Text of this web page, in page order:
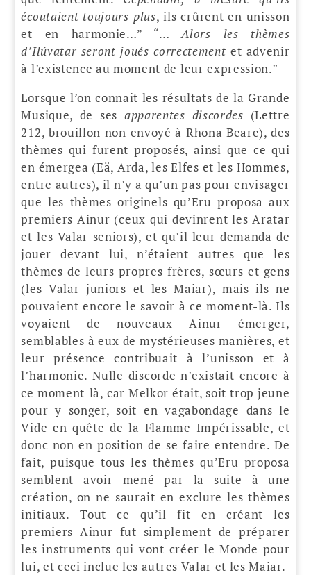
écoutaient toujours plus, ils crûrent en unisson
et en harmonie…” “…Alors les thèmes
d’Ilúvatar seront joués correctement et advenir
à l’existence au moment de leur expression.”
Lorsque l’on connait les résultats de la Grande
Musique, de sesapparentes discordes (Lettre
212, brouillon non envoyé à Rhona Beare), des
thèmes qui furent proposés, ainsi que ce qui
en émergea (Eä, Arda, les Elfes et les Hommes,
entre autres), il n’y a qu’un pas pour envisager
que les thèmes originels qu’Eru proposa aux
premiers Ainur (ceux qui devinrent les Aratar
et les Valar seniors), et qu’il leur demanda de
jouer devant lui, n’étaient autres que les
thèmes de leurs propres frères, sœurs et gens
(les Valar juniors et les Maiar), mais ils ne
pouvaient encore le savoir à ce moment-là. Ils
voyaient de nouveaux Ainur émerger,
semblables à eux de mystérieuses manières, et
leur présence contribuait à l’unisson et à
l’harmonie. Nulle discorde n’existait encore à
ce moment-là, car Melkor était, soit trop jeune
pour y songer, soit en vagabondage dans le
Vide en quête de la Flamme Impérissable, et
donc non en position de se faire entendre. De
fait, puisque tous les thèmes qu’Eru proposa
semblent avoir mené par la suite à une
création, on ne saurait en exclure les thèmes
initiaux. Tout ce qu’il fit en créant les
premiers Ainur fut simplement de préparer
les instruments qui vont créer le Monde pour
lui, et ceci inclue les autres Valar et les Maiar.